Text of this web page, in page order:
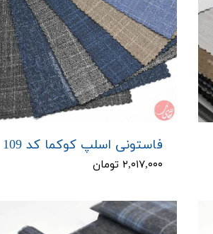
فاستونی اسلپ کوکما کد 109
۲,۰۱۷,۰۰۰ تومان